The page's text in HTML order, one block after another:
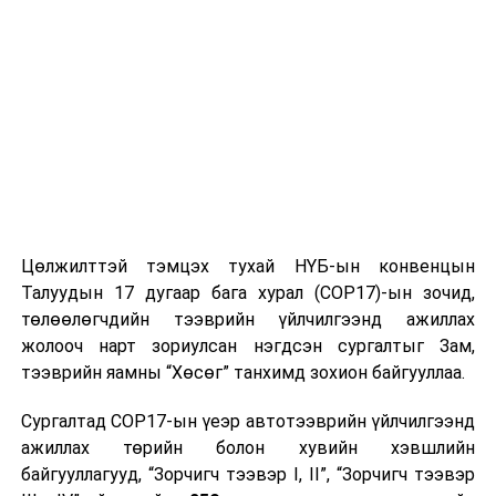
Цөлжилттэй тэмцэх тухай НҮБ-ын конвенцын
Талуудын 17 дугаар бага хурал (COP17)-ын зочид,
төлөөлөгчдийн тээврийн үйлчилгээнд ажиллах
жолооч нарт зориулсан нэгдсэн сургалтыг Зам,
тээврийн яамны “Хөсөг” танхимд зохион байгууллаа.
Сургалтад COP17-ын үеэр автотээврийн үйлчилгээнд
ажиллах төрийн болон хувийн хэвшлийн
байгууллагууд, “Зорчигч тээвэр I, II”, “Зорчигч тээвэр